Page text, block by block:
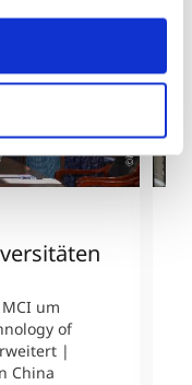
©MCI/Fudan University
um
of
|
China